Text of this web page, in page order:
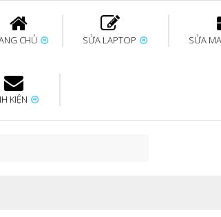
CHỦ SỬA LAPTOP
Thay màn hình Thay
SỬA
Thay pin Macbook Thay màn
pin Surface Sửa Surface
KIỆN